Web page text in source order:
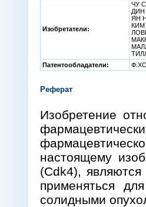
Изобретатели:
ЧУ
ДИН
ЯН
КИМ
Патентообладатели:
Реферат
Изобретение
настоящему
(Cdk4),
применяться
солидными